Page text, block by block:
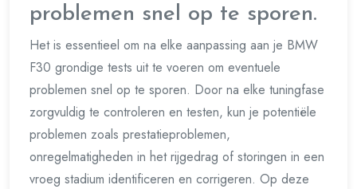
problemen snel op te sporen.
Het is essentieel om na elke aanpassing aan je BMW
F30 grondige tests uit te voeren om eventuele
problemen snel op te sporen. Door na elke tuningfase
zorgvuldig te controleren en testen, kun je potentiële
problemen zoals prestatieproblemen,
onregelmatigheden in het rijgedrag of storingen in een
vroeg stadium identificeren en corrigeren. Op deze